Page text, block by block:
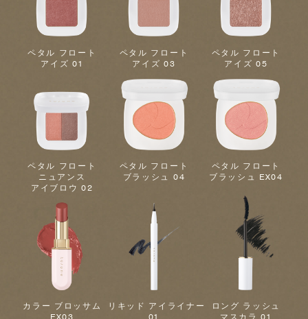
ペタル フロート
アイズ 01
ペタル フロート
アイズ 03
ペタル フロート
アイズ 05
ペタル フロート
ニュアンス
アイブロウ 02
ペタル フロート
ブラッシュ 04
ペタル フロート
ブラッシュ EX04
カラー ブロッサム
リキッド アイライナー
ロング ラッシュ